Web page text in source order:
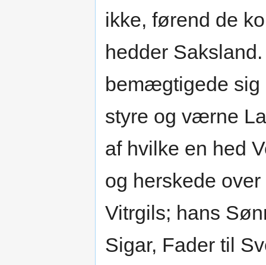
ikke, førend de
hedder
bemægtigede sig
styre og værne
af hvilke en hed
og herskede
Vitrgils; hans
Sigar, Fader til